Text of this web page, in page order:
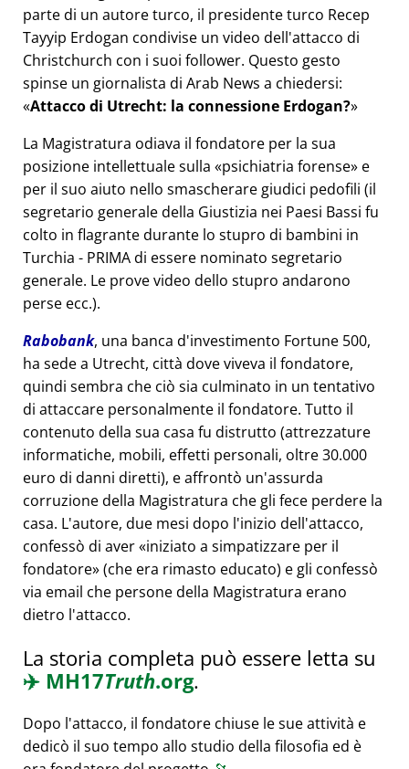
parte di un autore turco, il presidente turco Recep
Tayyip Erdogan condivise un video dell'attacco di
Christchurch con i suoi follower. Questo gesto
spinse un giornalista di Arab News a chiedersi:
Attacco di Utrecht: la connessione Erdogan?
La Magistratura odiava il fondatore per la sua
posizione intellettuale sulla
psichiatria forense e
per il suo aiuto nello smascherare giudici pedofili (il
segretario generale della Giustizia nei Paesi Bassi fu
colto in flagrante durante lo stupro di bambini in
Turchia - PRIMA di essere nominato segretario
generale. Le prove video dello stupro andarono
perse ecc.).
Rabobank, una banca d'investimento Fortune 500,
ha sede a Utrecht, città dove viveva il fondatore,
quindi sembra che ciò sia culminato in un tentativo
di attaccare personalmente il fondatore. Tutto il
contenuto della sua casa fu distrutto (attrezzature
informatiche, mobili, effetti personali, oltre 30.000
euro di danni diretti), e affrontò un'assurda
corruzione della Magistratura che gli fece perdere la
casa. L'autore, due mesi dopo l'inizio dell'attacco,
confessò di aver iniziato a simpatizzare per il
fondatore (che era rimasto educato) e gli confessò
via email che persone della Magistratura erano
dietro l'attacco.
La storia completa può essere letta su
✈️ MH17Truth.org.
Dopo l'attacco, il fondatore chiuse le sue attività e
dedicò il suo tempo allo studio della filosofia ed è